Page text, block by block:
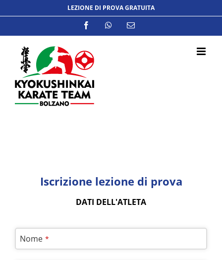
al
LEZIONE DI PROVA GRATUITA
FacebookWhatsAppEmail
Iscrizione lezione di prova
DATI DELL'ATLETA
Nome *